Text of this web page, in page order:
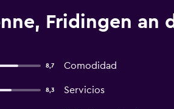
Fridingen an
8,7 Comodidad
8,3 Servicios